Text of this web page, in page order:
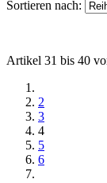
Sortieren nach:
Artikel 31 bis 40
2
3
4
5
6